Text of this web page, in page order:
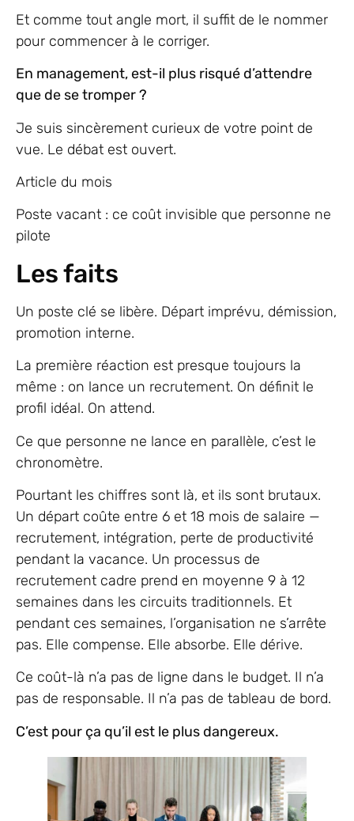
Et comme tout angle mort, il suffit de le nommer
pour commencer à le corriger.
En management, est-il plus risqué d’attendre
que de se tromper ?
Je suis sincèrement curieux de votre point de
vue. Le débat est ouvert.
Article du mois
Poste vacant : ce coût invisible que personne ne
pilote
Les faits
Un poste clé se libère. Départ imprévu, démission,
promotion interne.
La première réaction est presque toujours la
même : on lance un recrutement. On définit le
profil idéal. On attend.
Ce que personne ne lance en parallèle, c’est le
chronomètre.
Pourtant les chiffres sont là, et ils sont brutaux.
Un départ coûte entre 6 et 18 mois de salaire —
recrutement, intégration, perte de productivité
pendant la vacance. Un processus de
recrutement cadre prend en moyenne 9 à 12
semaines dans les circuits traditionnels. Et
pendant ces semaines, l’organisation ne s’arrête
pas. Elle compense. Elle absorbe. Elle dérive.
Ce coût-là n’a pas de ligne dans le budget. Il n’a
pas de responsable. Il n’a pas de tableau de bord.
C’est pour ça qu’il est le plus dangereux.